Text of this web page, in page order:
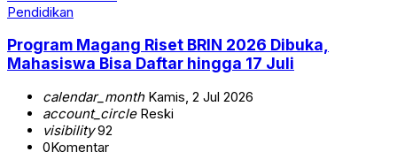
Pendidikan
Program Magang Riset BRIN 2026 Dibuka,
Mahasiswa Bisa Daftar hingga 17 Juli
calendar_monthKamis, 2 Jul 2026
account_circleReski
visibility92
0Komentar